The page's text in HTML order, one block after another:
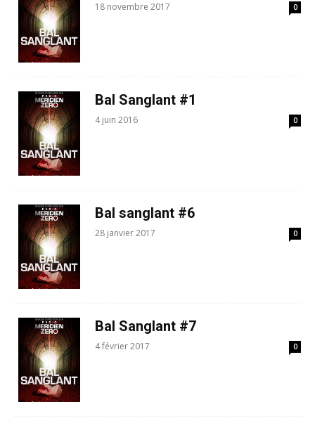
18 novembre 2017 0
Bal Sanglant #1
4 juin 2016 0
Bal sanglant #6
28 janvier 2017 0
Bal Sanglant #7
4 février 2017 0